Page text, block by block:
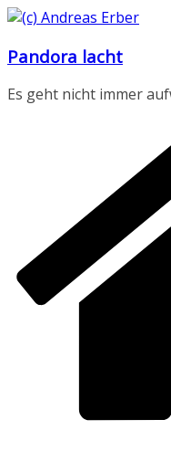
Zum
springen
Pandora lacht
Es geht nicht immer